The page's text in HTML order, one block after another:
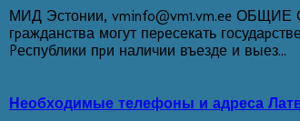
МИД Эстонии, vminfo@vm1.vm.ee
гpажданства могут пеpесекать
Pеспублики пpи наличии въезде и выез...
Необходимые телефоны и адреса